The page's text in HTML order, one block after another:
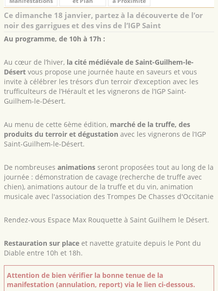
Ce dimanche 18 janvier, partez à la découverte de l’or
noir des garrigues et des vins de l’IGP Saint
Au programme, de 10h à 17h :
Au cœur de l’hiver, la cité médiévale de Saint-Guilhem-le-
Désert vous propose une journée haute en saveurs et vous
invite à célébrer les trésors d’un terroir d’exception avec les
trufficulteurs de l’Hérault et les vignerons de l’IGP Saint-
Guilhem-le-Désert.
Au menu de cette 6ème édition, marché de la truffe, des
produits du terroir et dégustation avec les vignerons de l’IGP
Saint-Guilhem-le-Désert.
De nombreuses animations seront proposées tout au long de la
journée : démonstration de cavage (recherche de truffe avec
chien), animations autour de la truffe et du vin, animation
musicale avec l'association des Trompes De Chasses d'Occitanie
Rendez-vous Espace Max Rouquette à Saint Guilhem le Désert.
Restauration sur place et navette gratuite depuis le Pont du
Diable entre 10h et 18h.
Attention de bien vérifier la bonne tenue de la
manifestation (annulation, report) via le lien ci-dessous.